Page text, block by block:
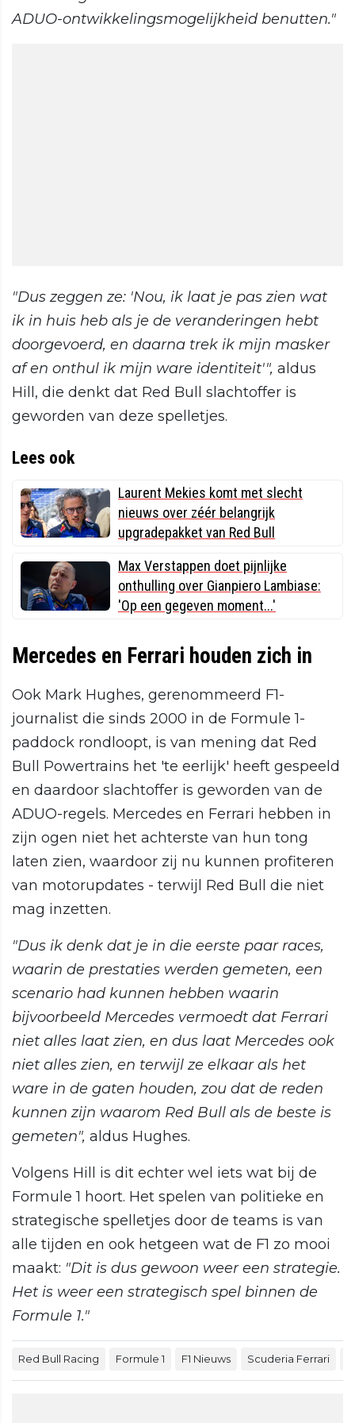
ADUO-ontwikkelingsmogelijkheid benutten."
"Dus zeggen ze: 'Nou, ik laat je pas zien wat
ik in huis heb als je de veranderingen hebt
doorgevoerd, en daarna trek ik mijn masker
af en onthul ik mijn ware identiteit'", aldus
Hill, die denkt dat Red Bull slachtoffer is
geworden van deze spelletjes.
Lees ook
Laurent Mekies komt met slecht
nieuws over zéér belangrijk
upgradepakket van Red Bull
Max Verstappen doet pijnlijke
onthulling over Gianpiero Lambiase:
'Op een gegeven moment...'
Mercedes en Ferrari houden zich in
Ook Mark Hughes, gerenommeerd F1-
journalist die sinds 2000 in de Formule 1-
paddock rondloopt, is van mening dat Red
Bull Powertrains het 'te eerlijk' heeft gespeeld
en daardoor slachtoffer is geworden van de
ADUO-regels. Mercedes en Ferrari hebben in
zijn ogen niet het achterste van hun tong
laten zien, waardoor zij nu kunnen profiteren
van motorupdates - terwijl Red Bull die niet
mag inzetten.
"Dus ik denk dat je in die eerste paar races,
waarin de prestaties werden gemeten, een
scenario had kunnen hebben waarin
bijvoorbeeld Mercedes vermoedt dat Ferrari
niet alles laat zien, en dus laat Mercedes ook
niet alles zien, en terwijl ze elkaar als het
ware in de gaten houden, zou dat de reden
kunnen zijn waarom Red Bull als de beste is
gemeten", aldus Hughes.
Volgens Hill is dit echter wel iets wat bij de
Formule 1 hoort. Het spelen van politieke en
strategische spelletjes door de teams is van
alle tijden en ook hetgeen wat de F1 zo mooi
maakt: "Dit is dus gewoon weer een strategie.
Het is weer een strategisch spel binnen de
Formule 1."
Red Bull Racing Formule 1 F1 Nieuws Scuderia Ferrari